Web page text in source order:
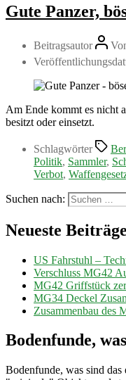
Gute Panzer,
Beitragsautor
Am Ende kommt es nicht
besitzt oder einsetzt.
Schlagwörter
Politik, Sammler,
Verbot,
Suchen nach:
Neueste Beiträge
US Fahrstuhl –
Verschluss MG42
MG42 Griffstück
MG34 Deckel
Zusammenbau des
Bodenfunde,
Bodenfunde, was sind